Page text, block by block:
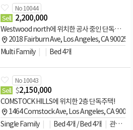
No 10044
Sell 2,200,000
Westwood north에 위치한 공사 중인 단독주택
2018 Fairburn Ave, Los Angeles, CA 90025
Multi Family
Bed 4개
No 10043
Sell $2,150,000
COMSTOCK HILLS에 위치한 2층 단독주택!
1464 Comstock Ave, Los Angeles, CA
Single Family
Bed 4개 / Bed 4개 관리비문의